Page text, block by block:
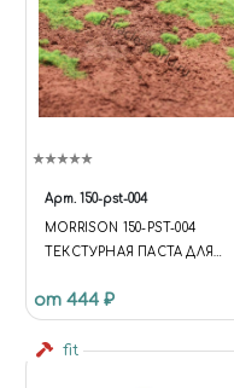
Арт. 150-pst-004
MORRISON 150-PST-004
ТЕКСТУРНАЯ ПАСТА ДЛЯ
(250ГР.) (FUNCTION {
UNIVERSE.SITE.ID = 'S1';
UNIVERSE.SITE.DIRECTORY =
от 444 ₽
fit